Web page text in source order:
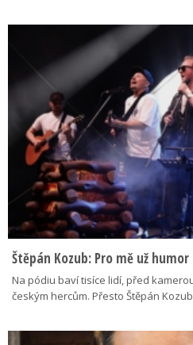
Štěpán Kozub: Pro mě už
Na pódiu baví tisíce lidí, před
českým hercům. Přesto Štěpán